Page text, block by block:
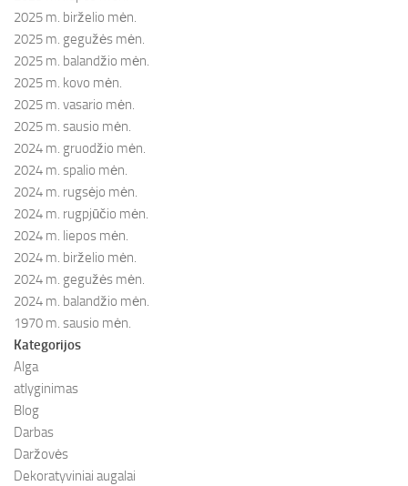
2025 m. birželio mėn.
2025 m. gegužės mėn.
2025 m. balandžio mėn.
2025 m. kovo mėn.
2025 m. vasario mėn.
2025 m. sausio mėn.
2024 m. gruodžio mėn.
2024 m. spalio mėn.
2024 m. rugsėjo mėn.
2024 m. rugpjūčio mėn.
2024 m. liepos mėn.
2024 m. birželio mėn.
2024 m. gegužės mėn.
2024 m. balandžio mėn.
1970 m. sausio mėn.
Kategorijos
Alga
atlyginimas
Blog
Darbas
Daržovės
Dekoratyviniai augalai